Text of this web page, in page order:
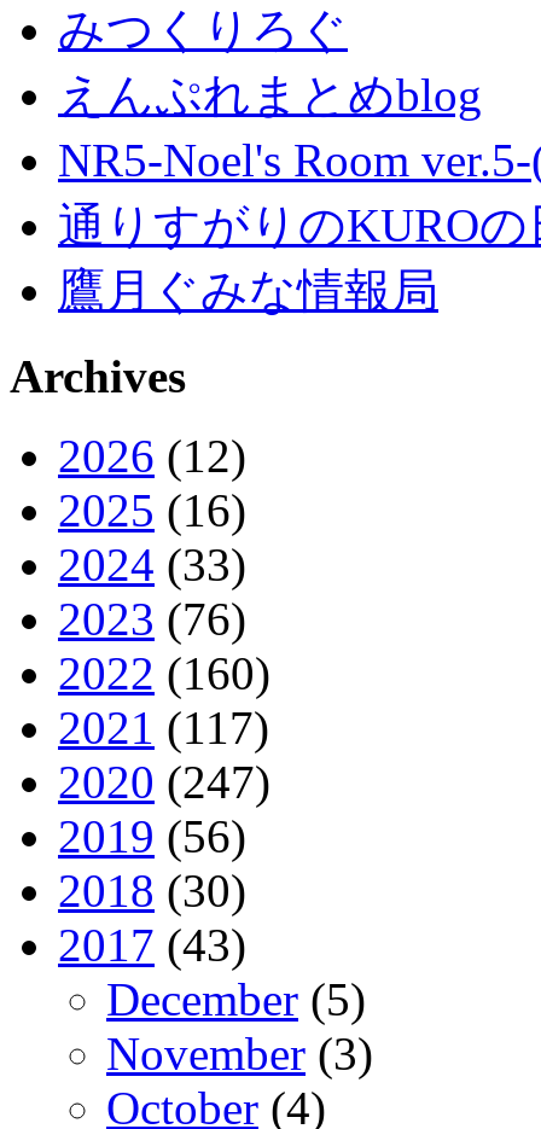
みつくりろぐ
えんぷれまとめblog
NR5-Noel's Room
通りすがりのKURO
鷹月ぐみな情報局
Archives
2026 (12)
2025 (16)
2024 (33)
2023 (76)
2022 (160)
2021 (117)
2020 (247)
2019 (56)
2018 (30)
2017 (43)
December (5)
November (3)
October (4)